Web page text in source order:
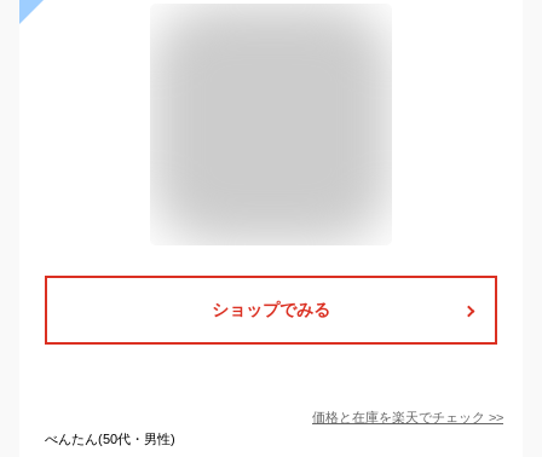
ショップでみる
価格と在庫を楽天でチェック >>
べんたん(50代・男性)